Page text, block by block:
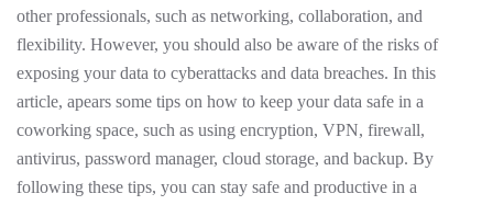
other professionals, such as networking, collaboration, and
flexibility. However, you should also be aware of the risks of
exposing your data to cyberattacks and data breaches. In this
article, apears some tips on how to keep your data safe in a
coworking space, such as using encryption, VPN, firewall,
antivirus, password manager, cloud storage, and backup. By
following these tips, you can stay safe and productive in a